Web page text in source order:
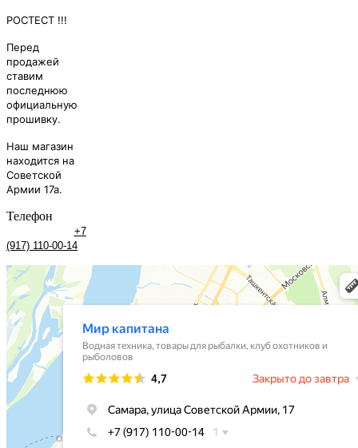
РОСТЕСТ !!!
Перед
продажей
ставим
последнюю
официальную
прошивку.
Наш магазин
находится на
Советской
Армии 17а.
Телефон
+7
(917) 110-00-14